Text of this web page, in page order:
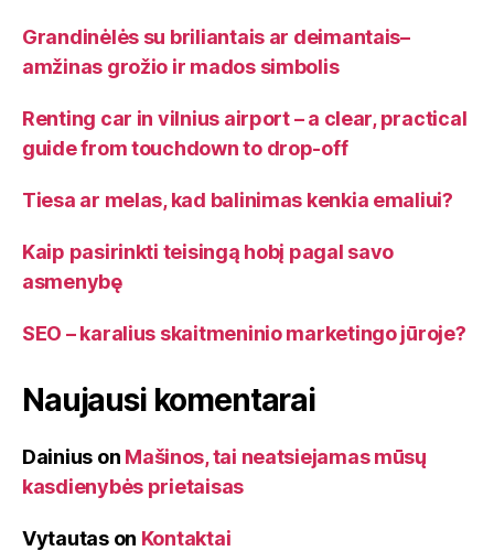
Grandinėlės su briliantais ar deimantais–
amžinas grožio ir mados simbolis
Renting car in vilnius airport – a clear, practical
guide from touchdown to drop-off
Tiesa ar melas, kad balinimas kenkia emaliui?
Kaip pasirinkti teisingą hobį pagal savo
asmenybę
SEO – karalius skaitmeninio marketingo jūroje?
Naujausi komentarai
Dainius on Mašinos, tai neatsiejamas mūsų
kasdienybės prietaisas
Vytautason Kontaktai